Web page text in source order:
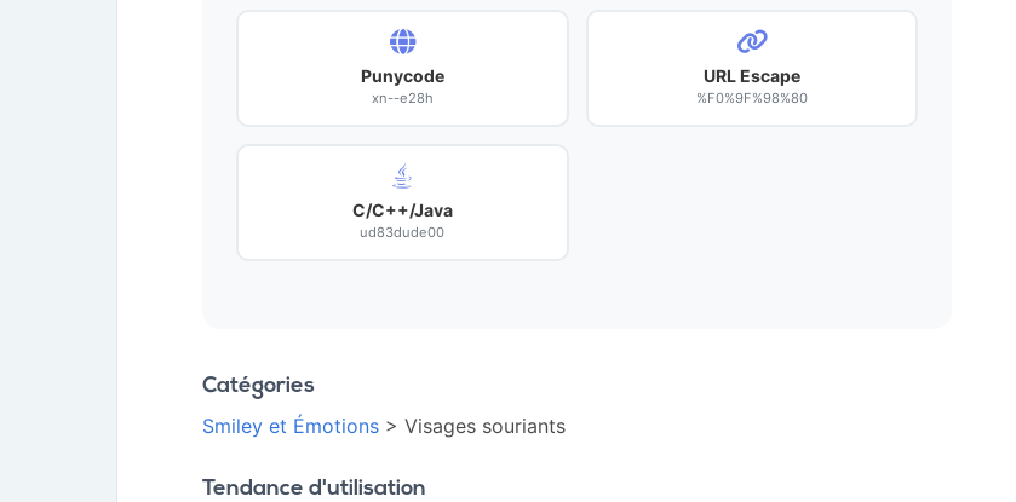
Punycode
xn--e28h
URL Escape
%F0%9F%98%80
C/C++/Java
ud83dude00
Catégories
Smiley et Émotions > Visages souriants
Tendance d'utilisation